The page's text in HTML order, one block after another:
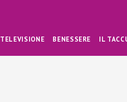
TELEVISIONE BENESSERE IL